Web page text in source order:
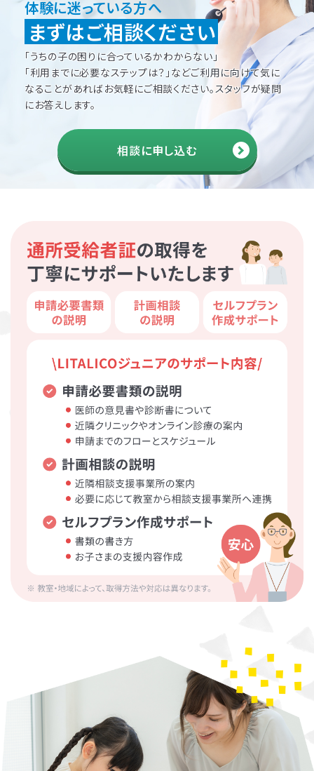
体験に迷っている方へ
まずはご相談ください
「うちの子の困りに合っているかわからない」
「利用までに必要なステップは？」などご利用に向けて気に
なることがあればお気軽にご相談ください。スタッフが疑問
にお答えします。
相談に申し込む